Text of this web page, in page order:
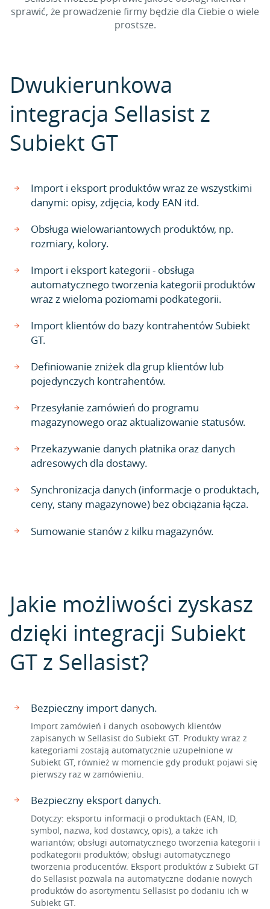
sprawić, że prowadzenie firmy będzie dla Ciebie o wiele
prostsze.
Dwukierunkowa
integracja Sellasist z
Subiekt GT
Import i eksport produktów wraz ze wszystkimi
danymi: opisy, zdjęcia, kody EAN itd.
Obsługa wielowariantowych produktów, np.
rozmiary, kolory.
Import i eksport kategorii - obsługa
automatycznego tworzenia kategorii produktów
wraz z wieloma poziomami podkategorii.
Import klientów do bazy kontrahentów Subiekt
GT.
Definiowanie zniżek dla grup klientów lub
pojedynczych kontrahentów.
Przesyłanie zamówień do programu
magazynowego oraz aktualizowanie statusów.
Przekazywanie danych płatnika oraz danych
adresowych dla dostawy.
Synchronizacja danych (informacje o produktach,
ceny, stany magazynowe) bez obciążania łącza.
Sumowanie stanów z kilku magazynów.
Jakie możliwości zyskasz
dzięki integracji Subiekt
GT z Sellasist?
Bezpieczny import danych.
Import zamówień i danych osobowych klientów
zapisanych w Sellasist do Subiekt GT. Produkty wraz z
kategoriami zostają automatycznie uzupełnione w
Subiekt GT, również w momencie gdy produkt pojawi się
pierwszy raz w zamówieniu.
Bezpieczny eksport danych.
Dotyczy: eksportu informacji o produktach (EAN, ID,
symbol, nazwa, kod dostawcy, opis), a także ich
wariantów; obsługi automatycznego tworzenia kategorii i
podkategorii produktów; obsługi automatycznego
tworzenia producentów. Eksport produktów z Subiekt GT
do Sellasist pozwala na automatyczne dodanie nowych
produktów do asortymentu Sellasist po dodaniu ich w
Subiekt GT.